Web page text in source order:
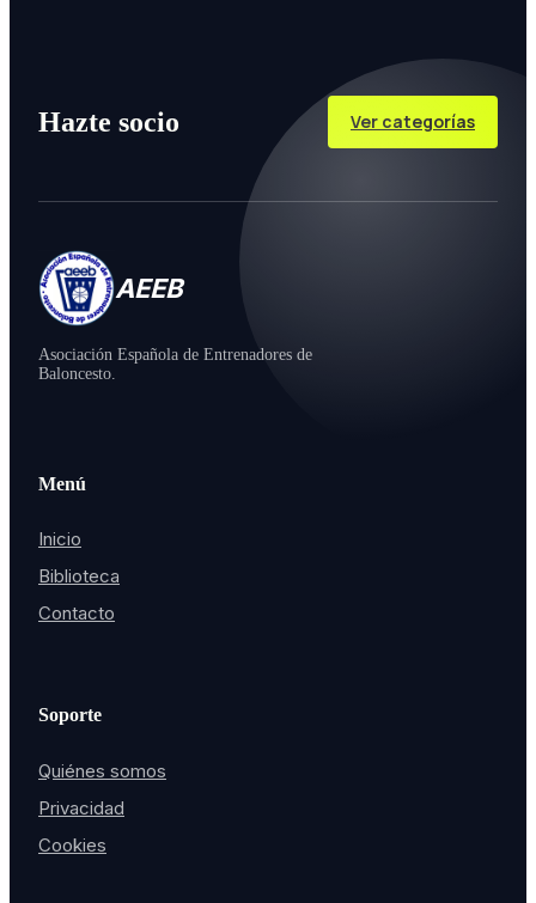
Hazte socio Ver categorías
AEEB
Asociación Española de Entrenadores de
Baloncesto.
Menú
Inicio
Biblioteca
Contacto
Soporte
Quiénes somos
Privacidad
Cookies